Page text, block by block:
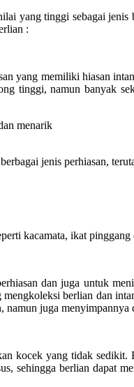
yang tinggi sebagai jenis
:
yang memiliki hiasan
tinggi, namun banyak
menarik
jenis perhiasan,
kacamata, ikat pinggang
dan juga untuk
berlian dan
namun juga
kocek yang tidak sedikit.
sehingga berlian dapat